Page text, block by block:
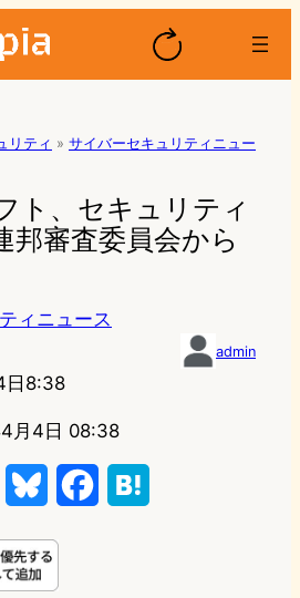
リティ » サイバーセキュリティニュー
ト、セキュリティ
邦審査委員会から
ィニュース
admin
日8:38
月4日 08:38
u